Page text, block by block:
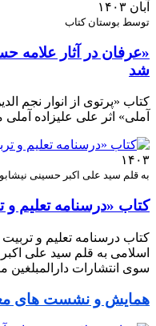
آبان ۱۴۰۳
توسط بوستان کتاب
«عرفان در آثار علامه
شد
کتاب «پرتوی از انوار نجم
آملی» اثر علی علیزاده
۱۴۰۳
به قلم سید علی اکبر حسینی
کتاب «درسنامه تعلیم
کتاب درسنامه تعلیم و
سوی انتشارات دارالمبلغین
همایش و نشست های